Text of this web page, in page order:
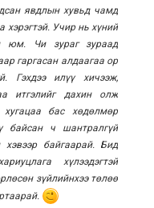
явдлын хувьд чамд
хэрэгтэй. Учир нь хүний
юм. Чи зураг зураад
гаргасан алдаагаа ор
Гэхдээ илүү хичээж,
итгэлийг дахин олж
бас хөдөлмөр
байсан ч шантралгүй
хэвээр байгаарай. Бид
хүлээдэгтэй
зүйлийнхээ төлөө